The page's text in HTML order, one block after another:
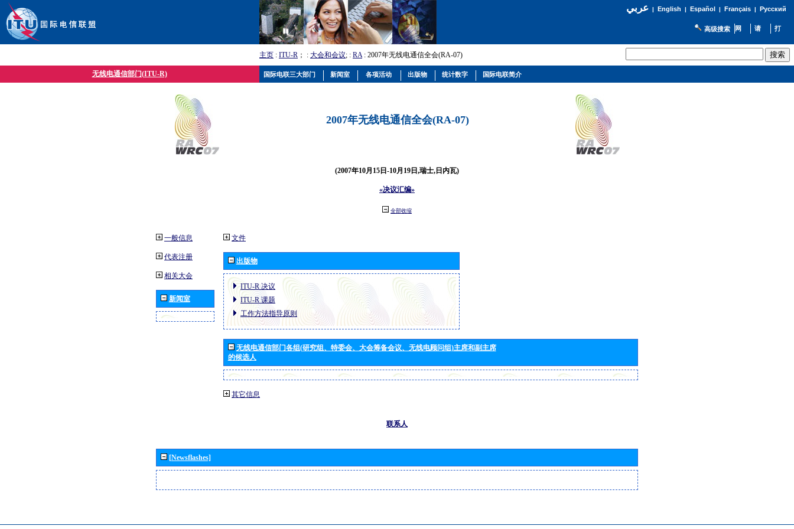
عربي| English | Español | Français| Русский
高级搜索
主页 : ITU-R ； : 大会和会议; : RA: 2007年无线电通信全会(RA-07)
无线电通信部门(ITU-R)
2007年无线电通信全会(RA-07)
(2007年10月15日-10月19日,瑞士,日内瓦)
«决议汇编»
全部收缩
一般信息
代表注册
相关大会
新闻室
文件
出版物
ITU-R 决议
ITU-R 课题
工作方法指导原则
无线电通信部门各组(研究组、特委会、大会筹备会议、无线电顾问组)主席和副主席
的候选人
其它信息
联系人
[Newsflashes]
国际电联三大部门 新闻室 各项活动 出版物 统计数字 国际电联简介